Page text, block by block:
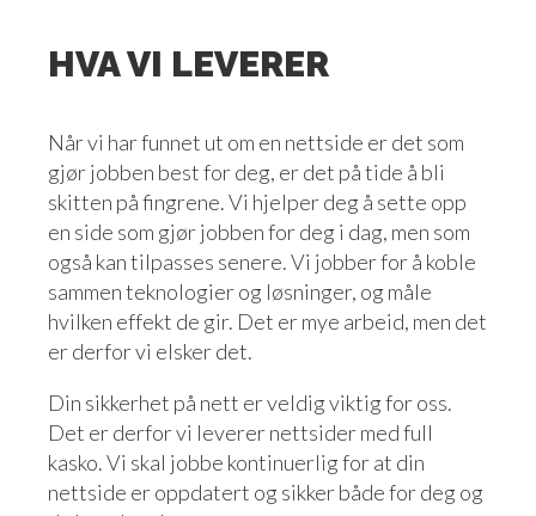
HVA VI LEVERER
Når vi har funnet ut om en nettside er det som
gjør jobben best for deg, er det på tide å bli
skitten på fingrene. Vi hjelper deg å sette opp
en side som gjør jobben for deg i dag, men som
også kan tilpasses senere. Vi jobber for å koble
sammen teknologier og løsninger, og måle
hvilken effekt de gir. Det er mye arbeid, men det
er derfor vi elsker det.
Din sikkerhet på nett er veldig viktig for oss.
Det er derfor vi leverer nettsider med full
kasko. Vi skal jobbe kontinuerlig for at din
nettside er oppdatert og sikker både for deg og